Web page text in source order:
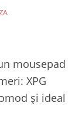
mousepad
XPG
și ideal